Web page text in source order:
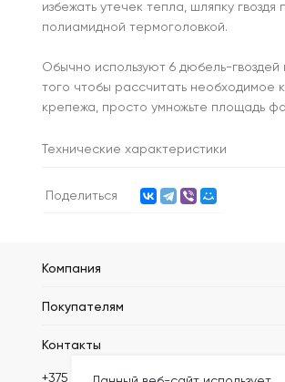
избежать утечек тепла, шляпку
полиамидной термоголовкой.
Обычно используют 6 дюбель-гвоздей
того чтобы рассчитать необходимое
крепежа, просто умножьте площадь
Технические характеристики
Поделиться
Компания
Покупателям
Контакты
+375 (44) 749-20-67
Пн-